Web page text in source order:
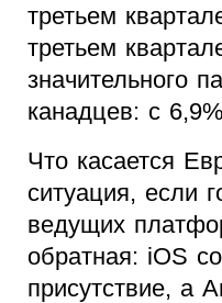
третьем
третьем
значительного
канадцев: с
Что касается
ситуация, если
ведущих
обратная: iOS
присутствие, а